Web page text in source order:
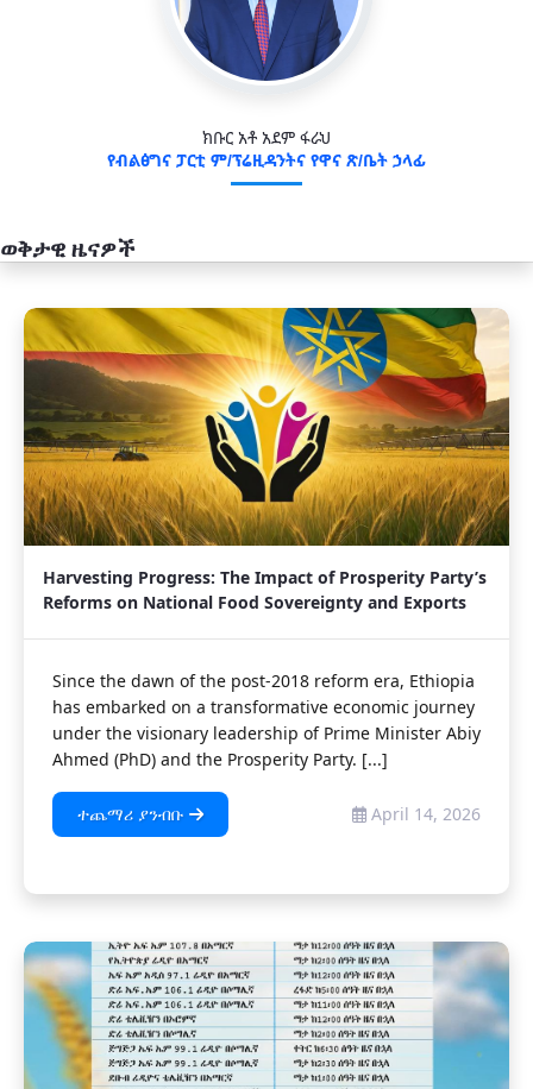
ክቡር አቶ አደም ፋራህ
የብልፅግና ፓርቲ ም/ፕሬዚዳንትና የዋና ጽ/ቤት ኃላፊ
ወቅታዊ ዜናዎች
አዲስ
Harvesting Progress: The Impact of Prosperity Party’s
Reforms on National Food Sovereignty and Exports
Since the dawn of the post-2018 reform era, Ethiopia
has embarked on a transformative economic journey
under the visionary leadership of Prime Minister Abiy
Ahmed (PhD) and the Prosperity Party. [...]
ተጨማሪ ያንብቡ April 14, 2026